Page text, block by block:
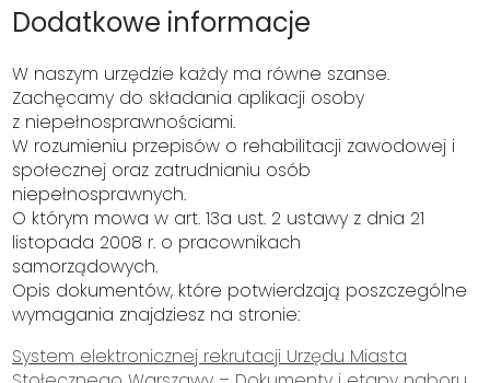
Dodatkowe informacje
W naszym urzędzie każdy ma równe szanse.
Zachęcamy do składania aplikacji osoby
z niepełnosprawnościami.
W rozumieniu przepisów o rehabilitacji zawodowej i
społecznej oraz zatrudnianiu osób
niepełnosprawnych.
O którym mowa w art. 13a ust. 2 ustawy z dnia 21
listopada 2008 r. o pracownikach
samorządowych.
Opis dokumentów, które potwierdzają poszczególne
wymagania znajdziesz na stronie:
System elektronicznej rekrutacji Urzędu Miasta